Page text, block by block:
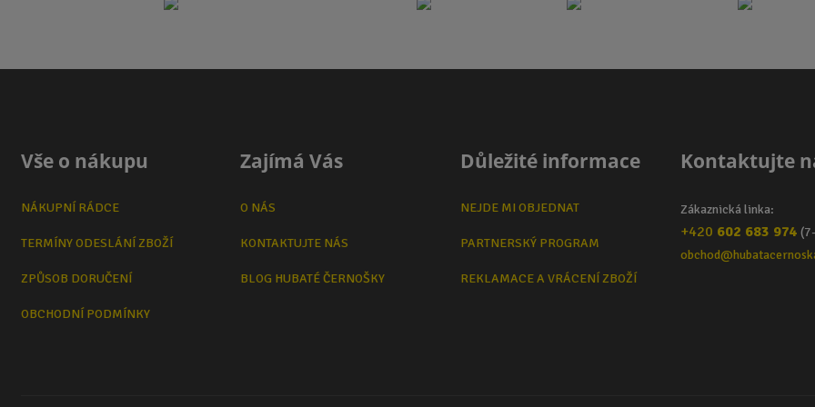
Vše o nákupu
NÁKUPNÍ RÁDCE
TERMÍNY ODESLÁNÍ ZBOŽÍ
ZPŮSOB DORUČENÍ
OBCHODNÍ PODMÍNKY
Zajímá Vás
O NÁS
KONTAKTUJTE NÁS
BLOG HUBATÉ ČERNOŠKY
Důležité informace
NEJDE MI OBJEDNAT
PARTNERSKÝ PROGRAM
REKLAMACE A VRÁCENÍ ZBOŽÍ
Kontaktujte
Zákaznická linka:
+420 602 683 974